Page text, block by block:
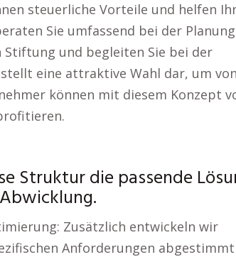
steuerliche Vorteile und helfen
Sie umfassend bei der Planung
und begleiten Sie bei der
eine attraktive Wahl dar, um von
können mit diesem Konzept
Struktur die passende
Zusätzlich entwickeln wir
Anforderungen abgestimmt